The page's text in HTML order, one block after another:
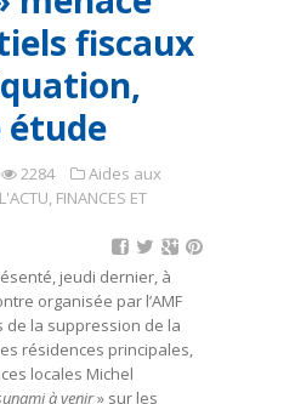
fiscaux
étude
2284
Aides aux
, FINANCES ET
jeudi dernier, à
organisée par l’AMF
de la suppression de la
résidences principales,
locales Michel
à venir» sur les